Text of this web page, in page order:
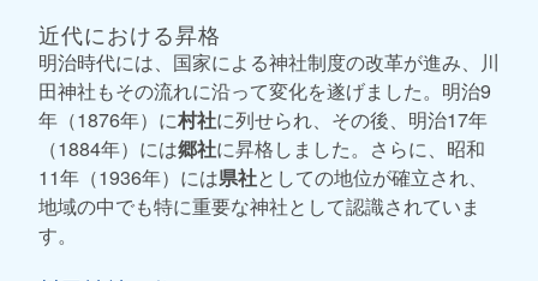
近代における昇格
明治時代には、国家による神社制度の改革が進み、川
田神社もその流れに沿って変化を遂げました。明治9
年（1876年）に村社に列せられ、その後、明治17年
（1884年）には郷社に昇格しました。さらに、昭和
11年（1936年）には県社としての地位が確立され、
地域の中でも特に重要な神社として認識されていま
す。